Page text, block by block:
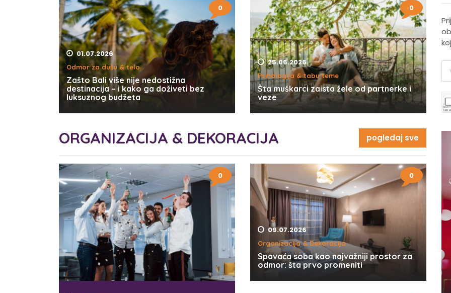
0
01.07.2026
Odmor za dušu & telo
Zašto Bali više nije nedostižna
destinacija – i kako ga doživeti bez
luksuznog budžeta
0
25.06.2026
Psihologija & tabu teme
Šta muškarci zaista žele od partnerke i
veze
ORGANIZACIJA & DEKORACIJA pogledaj sve
0 0
09.07.2026
Organizacija & Dekoracija
Spavaća soba kao najvažniji prostor za
odmor: šta prvo promeniti